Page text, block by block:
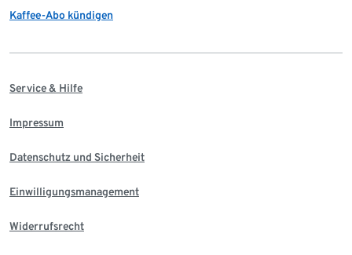
Kaffee-Abo kündigen
Service & Hilfe
Impressum
Datenschutz und Sicherheit
Einwilligungsmanagement
Widerrufsrecht